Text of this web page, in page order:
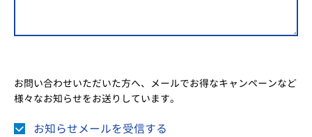
お問い合わせいただいた方へ、メールでお得なキャンペーンなど
様々なお知らせをお送りしています。
お知らせメールを受信する